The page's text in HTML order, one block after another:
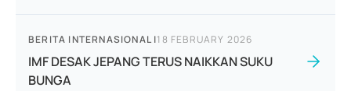
BERITA INTERNASIONAL |18 FEBRUARY 2026
IMF DESAK JEPANG TERUS NAIKKAN SUKU
BUNGA